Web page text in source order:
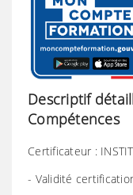
Descriptif
Compétences
Certificateur :
- Validité